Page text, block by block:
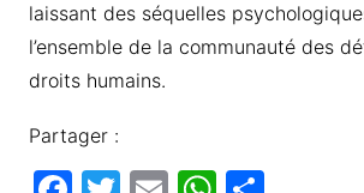
laissant des séquelles
l’ensemble de la communauté des
droits humains.
Partager :